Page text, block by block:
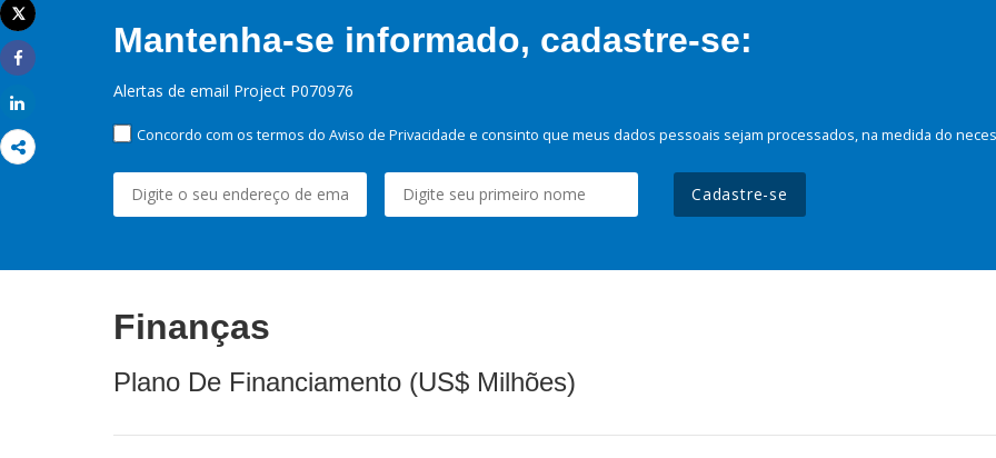
Imprimir
Tweet
Share
Mantenha-se informado, cadastre-se:
Alertas de email Project P070976
Concordo com os termos do Aviso de Privacidade e consinto que meus dados pessoais sejam processados, na medida do
Cadastre-se
Finanças
Plano De Financiamento (US$ Milhões)